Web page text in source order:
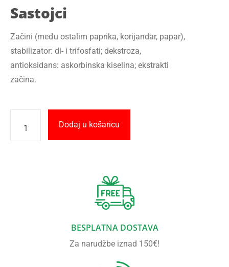
Sastojci
Začini (među ostalim paprika, korijandar, papar),
stabilizator: di- i trifosfati; dekstroza,
antioksidans: askorbinska kiselina; ekstrakti
začina.
Dodaj u košaricu
BESPLATNA DOSTAVA
Za narudžbe iznad 150€!